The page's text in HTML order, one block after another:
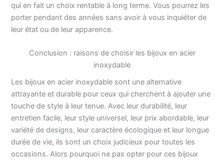
qui en fait un choix rentable à long terme. Vous pourrez les
porter pendant des années sans avoir à vous inquiéter de
leur état ou de leur apparence.
Conclusion : raisons de choisir les bijoux en acier
inoxydable
Les bijoux en acier inoxydable sont une alternative
attrayante et durable pour ceux qui cherchent à ajouter une
touche de style à leur tenue. Avec leur durabilité, leur
entretien facile, leur style universel, leur prix abordable, leur
variété de designs, leur caractère écologique et leur longue
durée de vie, ils sont un choix judicieux pour toutes les
occasions. Alors pourquoi ne pas opter pour ces bijoux